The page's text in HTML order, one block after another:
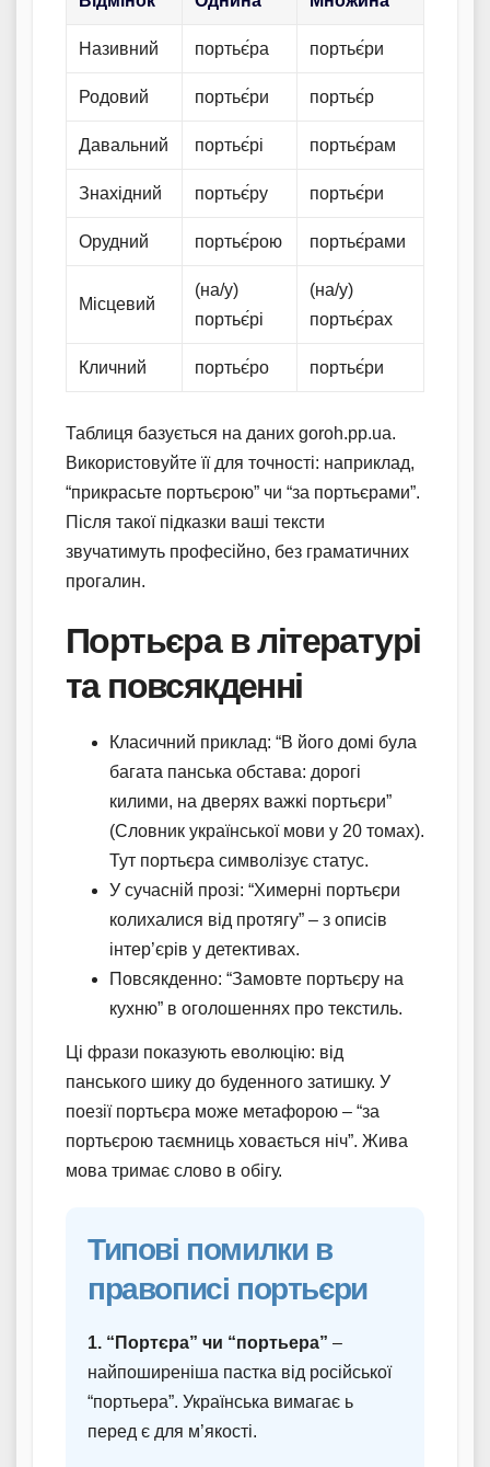
Називний портьє́ра портьє́ри
Родовий портьє́ри портьє́р
Давальний портьє́рі портьє́рам
Знахідний портьє́ру портьє́ри
Орудний портьє́рою портьє́рами
Місцевий
(на/у)
портьє́рі
(на/у)
портьє́рах
Кличний портьє́ро портьє́ри
Таблиця базується на даних goroh.pp.ua.
Використовуйте її для точності: наприклад,
“прикрасьте портьєрою” чи “за портьєрами”.
Після такої підказки ваші тексти
звучатимуть професійно, без граматичних
прогалин.
Портьєра в літературі
та повсякденні
Класичний приклад: “В його домі була
багата панська обстава: дорогі
килими, на дверях важкі портьєри”
(Словник української мови у 20 томах).
Тут портьєра символізує статус.
У сучасній прозі: “Химерні портьєри
колихалися від протягу” – з описів
інтер’єрів у детективах.
Повсякденно: “Замовте портьєру на
кухню” в оголошеннях про текстиль.
Ці фрази показують еволюцію: від
панського шику до буденного затишку. У
поезії портьєра може метафорою – “за
портьєрою таємниць ховається ніч”. Жива
мова тримає слово в обігу.
Типові помилки в
правописі портьєри
1. “Портєра” чи “портьера” –
найпоширеніша пастка від російської
“портьера”. Українська вимагає ь
перед є для м’якості.